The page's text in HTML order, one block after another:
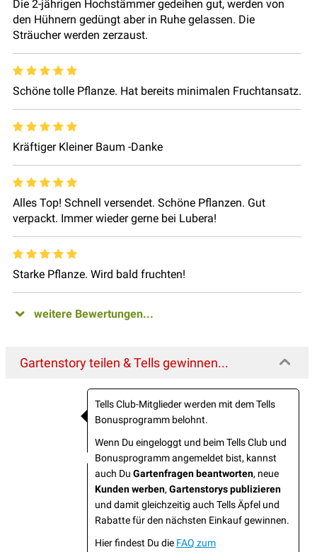
Die 2-jährigen Hochstämmer gedeihen gut, werden von
den Hühnern gedüngt aber in Ruhe gelassen. Die
Sträucher werden zerzaust.
Schöne tolle Pflanze. Hat bereits minimalen Fruchtansatz.
Kräftiger Kleiner Baum -Danke
Alles Top! Schnell versendet. Schöne Pflanzen. Gut
verpackt. Immer wieder gerne bei Lubera!
Starke Pflanze. Wird bald fruchten!
weitere Bewertungen...
Gartenstory teilen & Tells gewinnen...
Tells Club-Mitglieder werden mit dem Tells
Bonusprogramm belohnt.
Wenn Du eingeloggt und beim Tells Club und
Bonusprogramm angemeldet bist, kannst
auch Du Gartenfragen beantworten, neue
Kunden werben, Gartenstorys publizieren
und damit gleichzeitig auch Tells Äpfel und
Rabatte für den nächsten Einkauf gewinnen.
Hier findest Du die FAQ zum